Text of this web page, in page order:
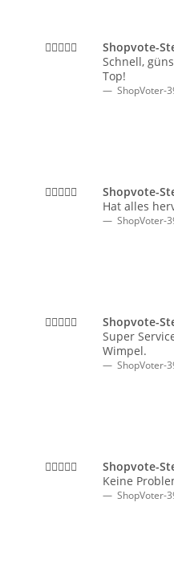
Shopvote-
Schnell,
Top!
ShopVoter-
Shopvote-
Hat alles
ShopVoter-
Shopvote-
Super
Wimpel.
ShopVoter-
Shopvote-
Keine
ShopVoter-